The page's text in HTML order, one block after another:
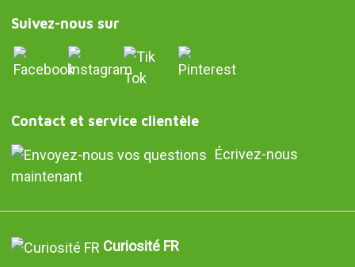
Suivez-nous sur
Contact et service clientèle
Écrivez-nous
maintenant
Curiosité FR